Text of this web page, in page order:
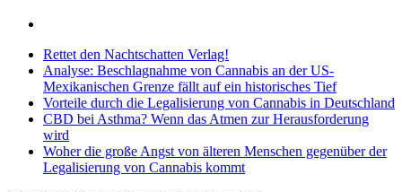
Rettet den Nachtschatten Verlag!
Analyse: Beschlagnahme von Cannabis an der US-
Mexikanischen Grenze fällt auf ein historisches Tief
Vorteile durch die Legalisierung von Cannabis in Deutschland
CBD bei Asthma? Wenn das Atmen zur Herausforderung
wird
Woher die große Angst von älteren Menschen gegenüber der
Legalisierung von Cannabis kommt